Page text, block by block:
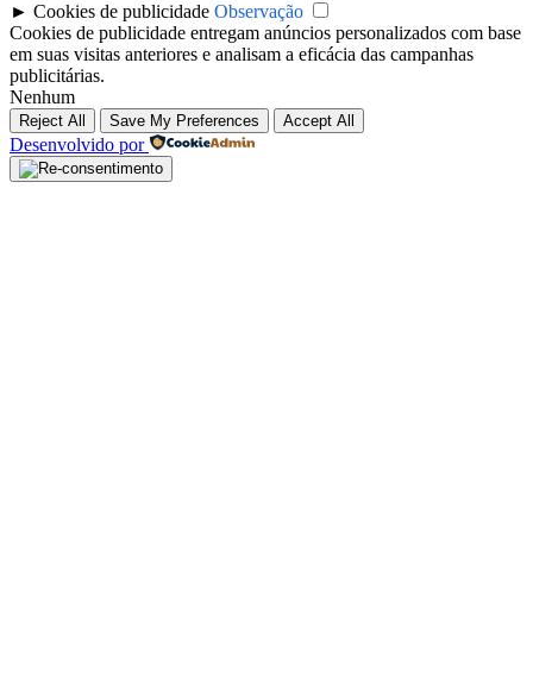
► Cookies de publicidade Observação
Cookies de publicidade entregam anúncios personalizados com base
em suas visitas anteriores e analisam a eficácia das campanhas
publicitárias.
Nenhum
Reject All Save My Preferences Accept All
Desenvolvido por